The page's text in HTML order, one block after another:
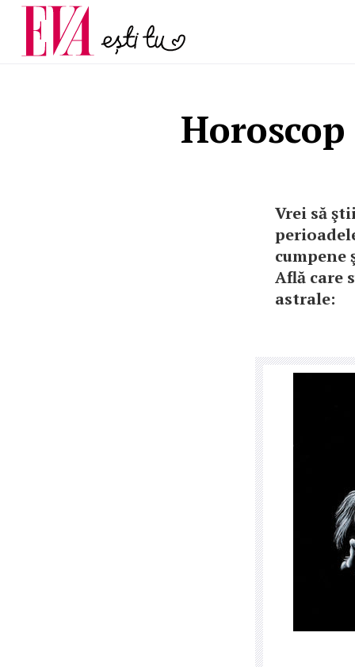
Vrei să
cumpene
Află care
astrale:
Carieră
Actualitate